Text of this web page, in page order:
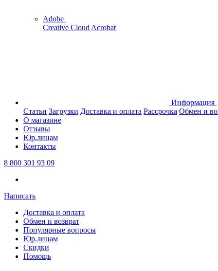
Adobe
Creative Cloud Acrobat
Информация
Статьи Загрузки Доставка и оплата Рассрочка Обмен и
О магазине
Отзывы
Юр.лицам
Контакты
8 800 301 93 09
Написать
Доставка и оплата
Обмен и возврат
Популярные вопросы
Юр.лицам
Скидки
Помощь